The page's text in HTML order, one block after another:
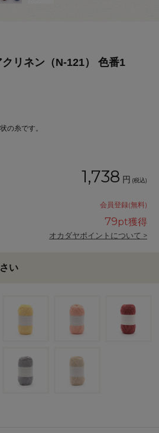
リネン（N-121） 色番1
の糸です。
1,738 円 (税込)
会員登録(無料)
79pt獲得
オカダヤポイントについて >
い